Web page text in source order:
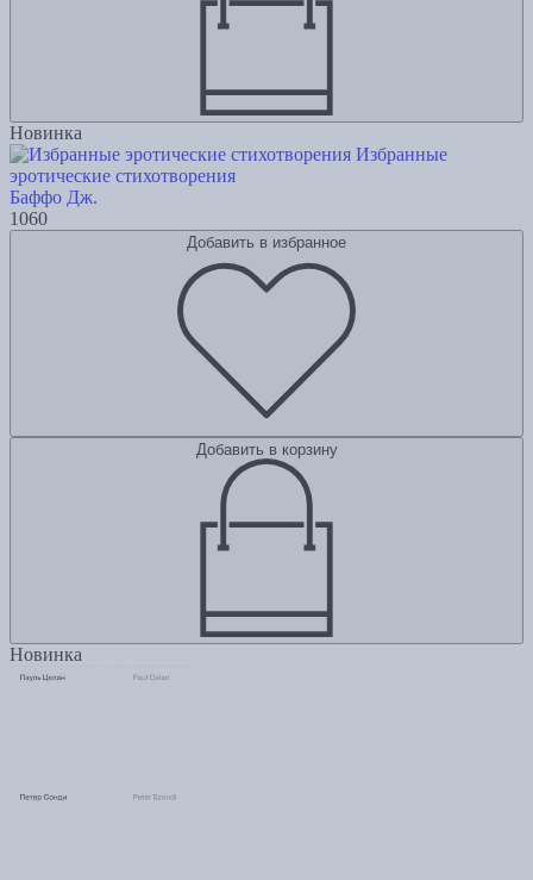
Новинка
Избранные
эротические стихотворения
Баффо Дж.
1060
Добавить в избранное
Добавить в корзину
Новинка